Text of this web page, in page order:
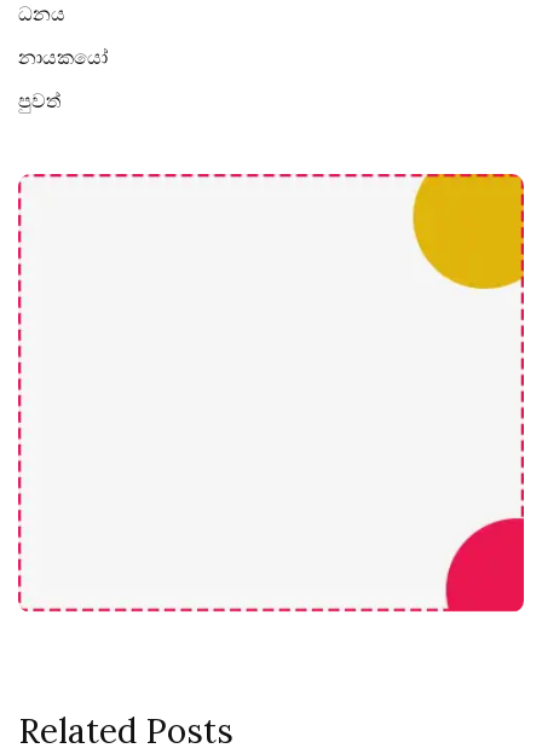
ධනය
නායකයෝ
පුවත්
Related Posts